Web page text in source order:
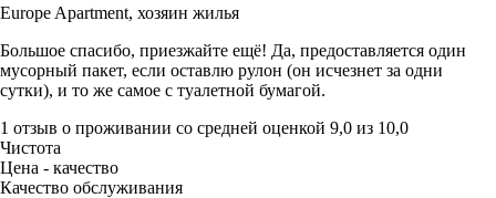
Europe Apartment, хозяин жилья
Большое спасибо, приезжайте ещё! Да, предоставляется один
мусорный пакет, если оставлю рулон (он исчезнет за одни
сутки), и то же самое с туалетной бумагой.
1 отзыв о проживании со средней оценкой 9,0 из 10,0
Чистота
Цена - качество
Качество обслуживания